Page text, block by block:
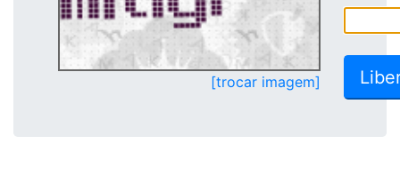
[trocar imagem]